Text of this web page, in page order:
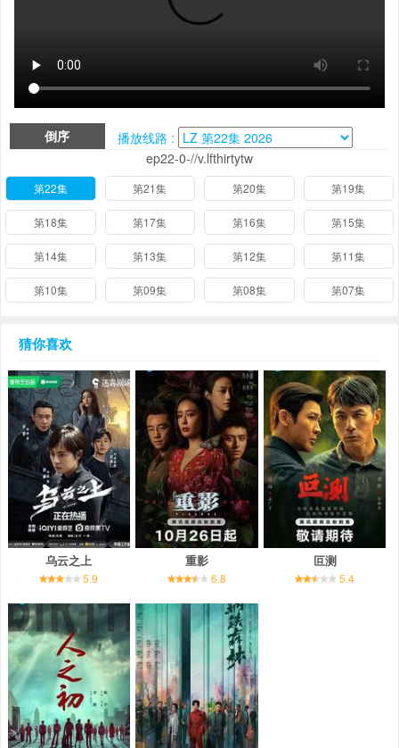
倒序
播放线路 :
ep22-0-//v.lfthirtytw
第22集 第21集 第20集 第19集
第18集 第17集 第16集 第15集
第14集 第13集 第12集 第11集
第10集 第09集 第08集 第07集
猜你喜欢
乌云之上
5.9
重影
6.8
叵测
5.4